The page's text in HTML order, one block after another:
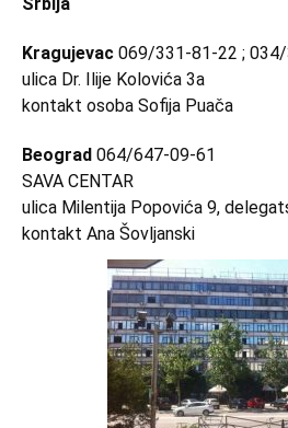
Kragujevac 069/331-81-22 ;
ulica Dr. Ilije Kolovića 3a
kontakt osoba Sofija Puača
Beograd 064/647-09-61
SAVA CENTAR
ulica Milentija Popovića 9,
kontakt Ana Šovljanski